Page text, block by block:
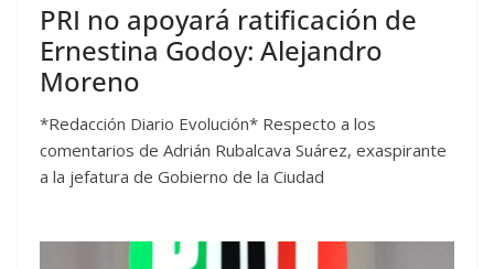
PRI no apoyará ratificación de
Ernestina Godoy: Alejandro
Moreno
*Redacción Diario Evolución* Respecto a los
comentarios de Adrián Rubalcava Suárez, exaspirante
a la jefatura de Gobierno de la Ciudad